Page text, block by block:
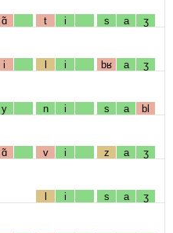
ɑ̃ t i s a ʒ
i l i bʁ a ʒ
y n i s a bl
ɑ̃ v i z a ʒ
l i s a ʒ